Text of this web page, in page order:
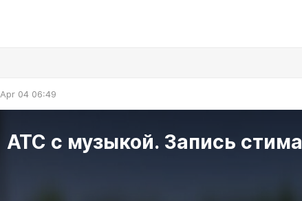
Apr 04 06:49
АТС с музыкой. Запись стима